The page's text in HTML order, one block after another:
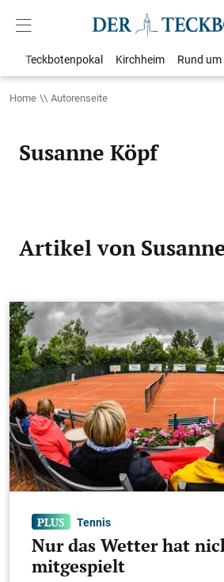
Teckbotenpokal Kirchheim Rund um
Home Autorenseite
Susanne Köpf
Artikel von
Tennis
Nur das Wetter hat
mitgespielt